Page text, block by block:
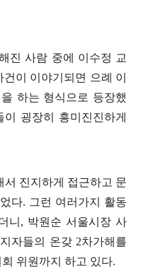
진 사람 중에 이수정 교
이 이야기되면 으례 이
하는 형식으로 등장했
굉장히 흥미진진하게
서 진지하게 접근하고 문
다. 그런 여러가지 활동
니 , 박원순 서울시장 사
자들의 온갖 2차가해를
위원까지 하고 있다.